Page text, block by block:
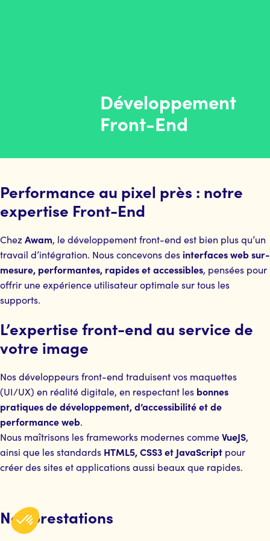
Développement
Front-End
Performance au pixel près : notre
expertise Front-End
ChezAwam, le développement front-end est bien plus qu’un
travail d’intégration. Nous concevons desinterfaces web sur-
mesure, performantes, rapides et accessibles, pensées pour
offrir une expérience utilisateur optimale sur tous les
supports.
L’expertise front-end au service de
votre image
Nos développeurs front-end traduisent vos maquettes
(UI/UX) en réalité digitale, en respectant les bonnes
pratiques de développement, d’accessibilité et de
performance web.
Nous maîtrisons les frameworks modernes commeVueJS,
ainsi que les standards HTML5, CSS3 et JavaScript pour
créer des sites et applications aussi beaux que rapides.
Nos prestations